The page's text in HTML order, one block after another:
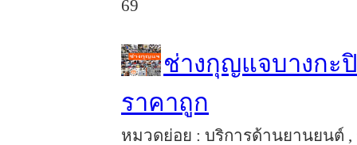
69
ช่างกุญแจบางกะปิ
ราคาถูก
หมวดย่อย : บริการด้านยานยนต์ ,